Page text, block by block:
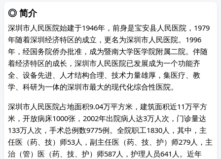
◎ 简介
深圳市人民医院始建于1946年，前身是宝安县人民医院，1979
年随着深圳经济特区的成立，更名为深圳市人民医院。1996
年，经国务院侨办批准，成为暨南大学医学院附属二院。伴随
着经济特区的成长，深圳市人民医院已发展成为一个功能齐
全、设备先进、人才结构合理、技术力量雄厚，集医疗、教
学、科研为一体的深圳市最大的现代化综合性医院。
深圳市人民医院占地面积9.04万平方米，建筑面积近11万平方
米，开放病床1000张，2002年出院病人达3万人次，门诊量达
133万人次，手术总例数9775例。全院职工1830人，其中，主
任医（药、技）师53人，副主任医（药、技、护）师279人，主
治（管）医（药、技、护）师587人，护理人员641人。近年